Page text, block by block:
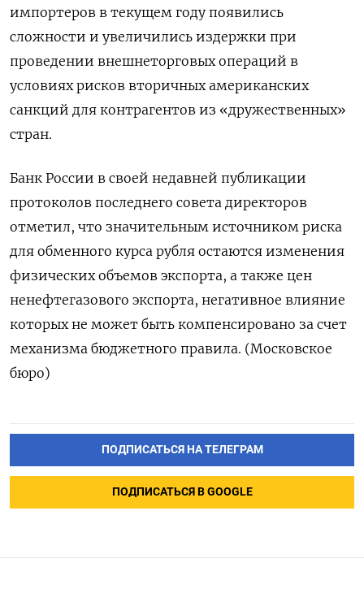
импортеров в текущем году появились
сложности и увеличились издержки при
проведении внешнеторговых операций в
условиях рисков вторичных американских
санкций для контрагентов из «дружественных»
стран.
Банк России в своей недавней публикации
протоколов последнего совета директоров
отметил, что значительным источником риска
для обменного курса рубля остаются изменения
физических объемов экспорта, а также цен
ненефтегазового экспорта, негативное влияние
которых не может быть компенсировано за счет
механизма бюджетного правила. (Московское
бюро)
ПОДПИСАТЬСЯ НА ТЕЛЕГРАМ
ПОДПИСАТЬСЯ В GOOGLE